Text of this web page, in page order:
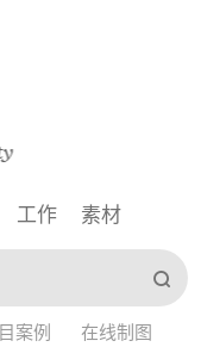
工作 素材
案例 在线制图